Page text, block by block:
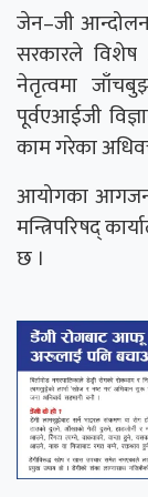
जेन–जी
सरकारले विशेष
नेतृत्वमा
पूर्वएआईजी
काम गरेका
आयोगका
मन्त्रिपरिषद्
छ ।